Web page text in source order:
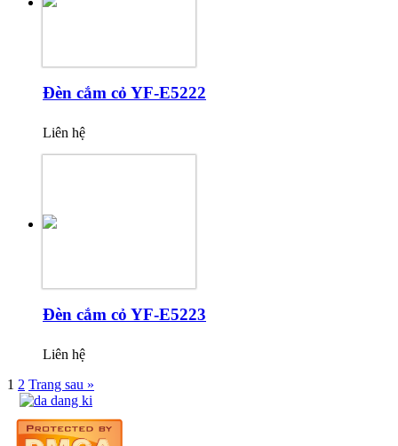
Đèn cắm cỏ YF-E5222
Liên hệ
Đèn cắm cỏ YF-E5223
Liên hệ
1 2 Trang sau »